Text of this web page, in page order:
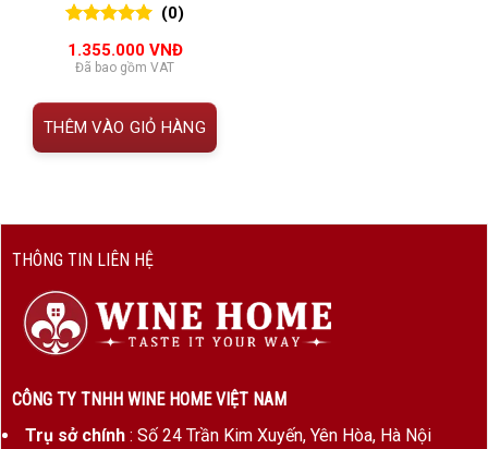
đánh giá
(0)
1.355.000 VNĐ
Đã bao gồm VAT
THÊM VÀO GIỎ HÀNG
THÔNG TIN LIÊN HỆ
CÔNG TY TNHH WINE HOME VIỆT NAM
Trụ sở chính: Số 24 Trần Kim Xuyến, Yên Hòa, Hà Nội